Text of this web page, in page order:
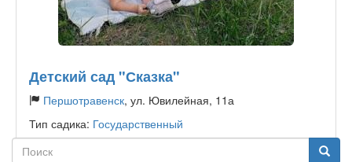
Детский сад "Сказка"
Першотравенск, ул. Ювилейная, 11а
Тип садика: Государственный
Поиск
Поиск